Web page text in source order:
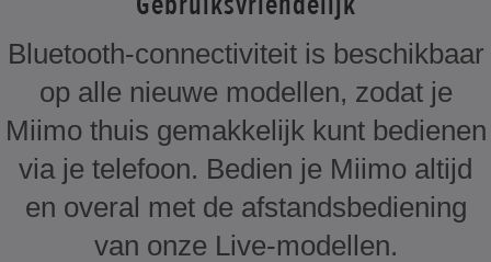
Bluetooth-connectiviteit is beschikbaar
op alle nieuwe modellen, zodat je
Miimo thuis gemakkelijk kunt bedienen
via je telefoon. Bedien je Miimo altijd
en overal met de afstandsbediening
van onze Live-modellen.